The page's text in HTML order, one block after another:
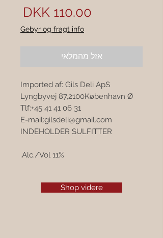
Gebyr og fragt info
אזל מהמלאי
Imported af: Gils Deli ApS
Lyngbyvej 87,2100København Ø
Tlf:+45 41 41 06 31
E-mail:gilsdeli@gmail.com
INDEHOLDER SULFITTER
11% Alc./Vol.
Shop videre